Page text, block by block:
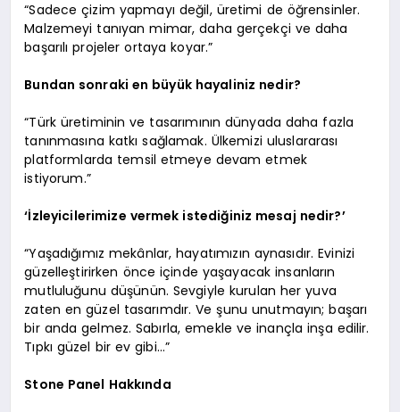
“Sadece çizim yapmayı değil, üretimi de öğrensinler.
Malzemeyi tanıyan mimar, daha gerçekçi ve daha
başarılı projeler ortaya koyar.”
Bundan sonraki en büyük hayaliniz nedir?
“Türk üretiminin ve tasarımının dünyada daha fazla
tanınmasına katkı sağlamak. Ülkemizi uluslararası
platformlarda temsil etmeye devam etmek
istiyorum.”
‘İzleyicilerimize vermek istediğiniz mesaj nedir?’
“Yaşadığımız mekânlar, hayatımızın aynasıdır. Evinizi
güzelleştirirken önce içinde yaşayacak insanların
mutluluğunu düşünün. Sevgiyle kurulan her yuva
zaten en güzel tasarımdır. Ve şunu unutmayın; başarı
bir anda gelmez. Sabırla, emekle ve inançla inşa edilir.
Tıpkı güzel bir ev gibi…”
Stone Panel Hakkında